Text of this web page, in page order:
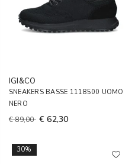
IGI&CO
SNEAKERS BASSE 1118500 UOMO
NERO
€ 89,00 € 62,30
30%